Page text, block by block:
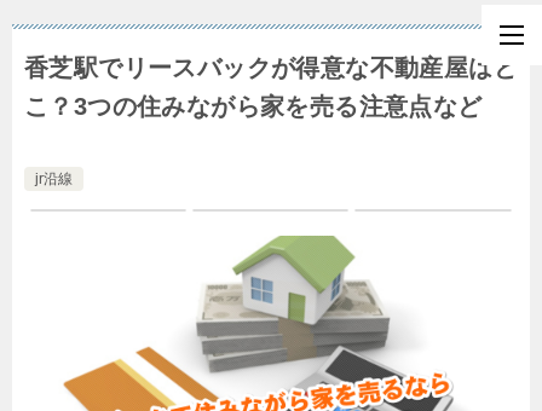
香芝駅でリースバックが得意な不動産屋はど
こ？3つの住みながら家を売る注意点など
jr沿線